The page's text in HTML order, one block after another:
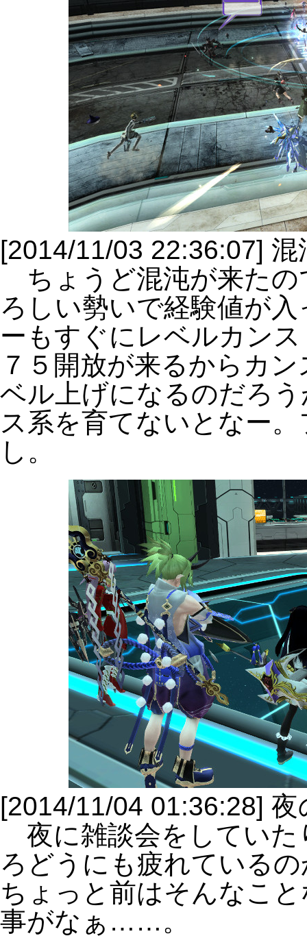
[2014/11/03 22:36:07] 混
ちょうど混沌が来たの
ろしい勢いで経験値が
ーもすぐにレベルカン
７５開放が来るからカ
ベル上げになるのだろ
ス系を育てないとなー
し。
[2014/11/04 01:36:28] 夜
夜に雑談会をしていた
ろどうにも疲れている
ちょっと前はそんなこ
事がなぁ……。